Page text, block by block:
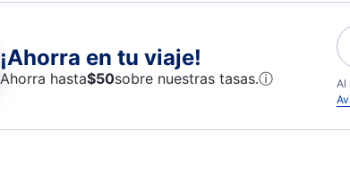
¡Ahorra en tu viaje!
Ahorra hasta$50sobre nuestras tasas.ⓘ
Al